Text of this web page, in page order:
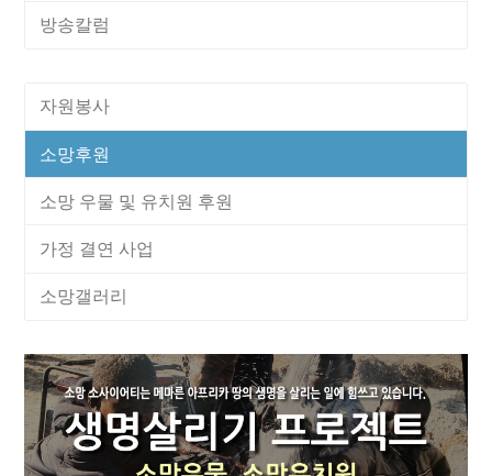
방송칼럼
자원봉사
소망후원
소망 우물 및 유치원 후원
가정 결연 사업
소망갤러리